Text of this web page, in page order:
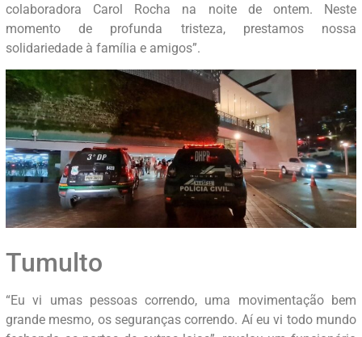
colaboradora Carol Rocha na noite de ontem. Neste
momento de profunda tristeza, prestamos nossa
solidariedade à família e amigos”.
Tumulto
“Eu vi umas pessoas correndo, uma movimentação bem
grande mesmo, os seguranças correndo. Aí eu vi todo mundo